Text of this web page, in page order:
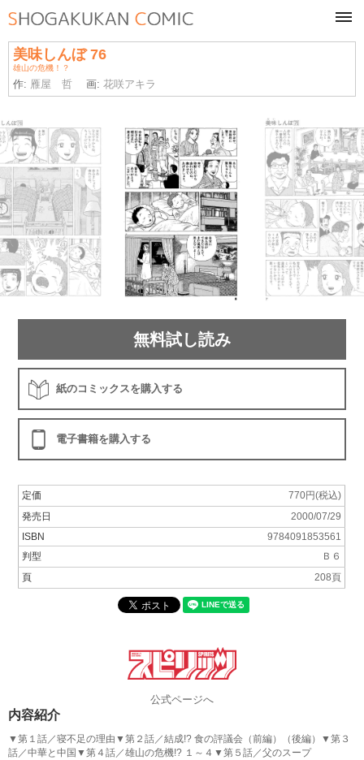
美味しんぼ 76
雄山の危機！？
作: 雁屋 哲 画:花咲アキラ
無料試し読み
紙のコミックスを購入する
電子書籍を購入する
定価
770円(税込)
発売日
2000/07/29
ISBN
9784091853561
判型
Ｂ６
頁
208頁
公式ページへ
内容紹介
▼第１話／寝不足の理由▼第２話／結成!? 食の評議会（前編）（後編）▼第３
話／中華と中国▼第４話／雄山の危機!? １～４▼第５話／父のスープ